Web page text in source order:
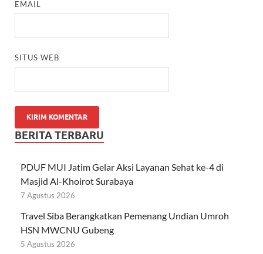
EMAIL
SITUS WEB
BERITA TERBARU
PDUF MUI Jatim Gelar Aksi Layanan Sehat ke-4 di
Masjid Al-Khoirot Surabaya
7 Agustus 2026
Travel Siba Berangkatkan Pemenang Undian Umroh
HSN MWCNU Gubeng
5 Agustus 2026